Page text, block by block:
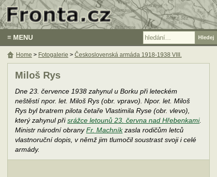
≡ MENU
Miloš Rys
Dne 23. července 1938 zahynul u Borku při leteckém
neštěstí npor. let. Miloš Rys (obr. vpravo). Npor. let. Miloš
Rys byl bratrem pilota četaře Vlastimila Ryse (obr. vlevo),
který zahynul při srážce letounů 23. června nad Hřebenkami.
Ministr národní obrany Fr. Machníkzasla rodičům letců
vlastnoruční dopis, v němž jim tlumočil soustrast svoji i celé
armády.
Home > Fotogalerie > Československá armáda 1918-1938 VIII.